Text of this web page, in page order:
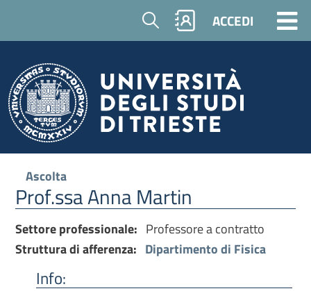
Cerca ACCEDI
Ascolta
Prof.ssa Anna Martin
Settore professionale: Professore a contratto
Struttura di afferenza: Dipartimento di Fisica
Info: